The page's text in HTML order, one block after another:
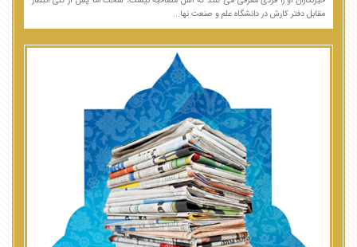
مقابل دفتر کارش در دانشگاه علم و صنعت نها...